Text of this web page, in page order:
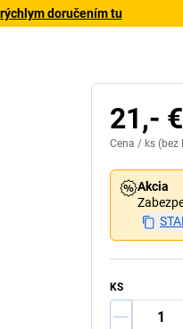
doručením tu
osi, D = Ø valčekov
21,- €
Cena / ks (bez
Akcia
KS